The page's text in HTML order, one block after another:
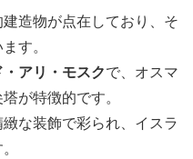
造物が点在しており、そ
す。
アリ・モスクで、オスマ
が特徴的です。
な装飾で彩られ、イスラ